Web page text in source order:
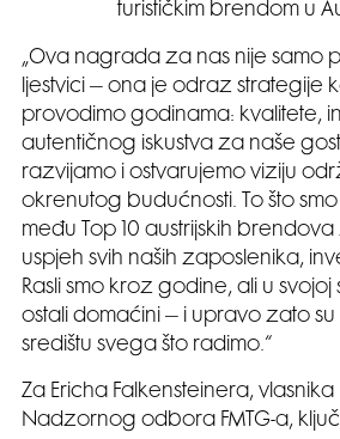
turističkim brendom u
„Ova nagrada za nas nije samo
ljestvici – ona je odraz strategije
provodimo godinama: kvalitete,
autentičnog iskustva za naše
razvijamo i ostvarujemo viziju
okrenutog budućnosti. To što
među Top 10 austrijskih
uspjeh svih naših zaposlenika,
Rasli smo kroz godine, ali u svojoj
ostali domaćini – i upravo zato su
središtu svega što radimo.“
Za Ericha Falkensteinera,
Nadzornog odbora FMTG-a,